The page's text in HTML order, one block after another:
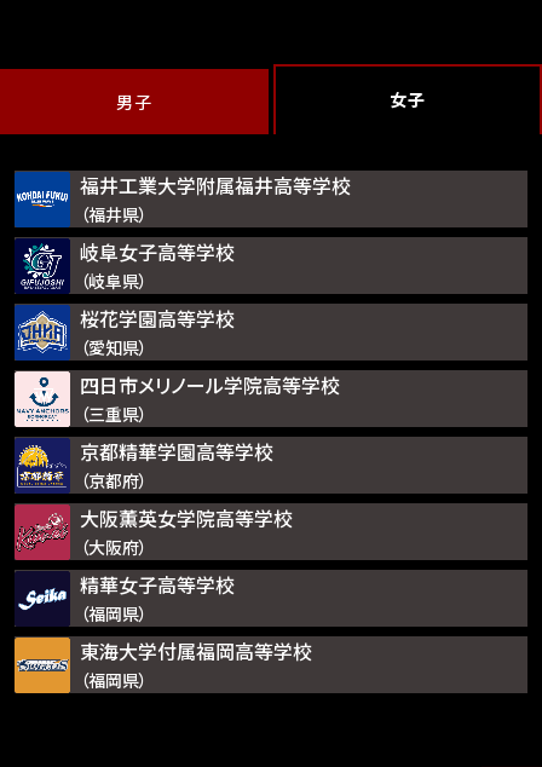
男子 女子
福井工業大学附属福井高等学校
（福井県）
岐阜女子高等学校
（岐阜県）
桜花学園高等学校
（愛知県）
四日市メリノール学院高等学校
（三重県）
京都精華学園高等学校
（京都府）
大阪薫英女学院高等学校
（大阪府）
精華女子高等学校
（福岡県）
東海大学付属福岡高等学校
（福岡県）